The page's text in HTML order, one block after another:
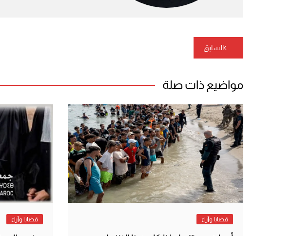
تصفّح
المقالات
السابق
مواضيع ذات صلة
قضايا وآراء قضايا وآراء